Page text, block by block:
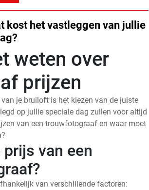
kost het vastleggen van jullie
weten over
prijzen
je bruiloft is het kiezen van de juiste
op jullie speciale dag zullen voor altijd
van een trouwfotograaf en waar moet
van een
van verschillende factoren: